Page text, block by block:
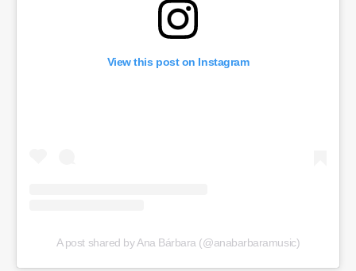
View this post on Instagram
A post shared by Ana Bárbara (@anabarbaramusic)